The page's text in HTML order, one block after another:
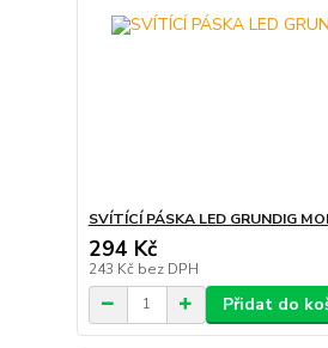
SVÍTÍCÍ PÁSKA LED GRUNDIG
294 Kč
243 Kč bez DPH
Přidat do